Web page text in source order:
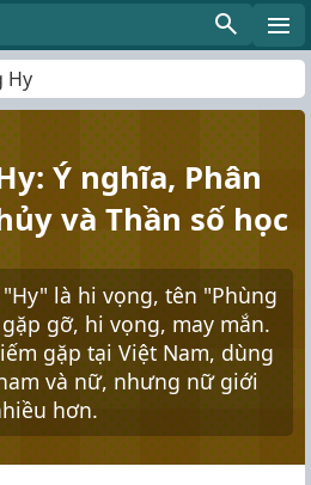
Hy
Ý nghĩa, Phân
và Thần số học
là hi vọng, tên "Phùng
gỡ, hi vọng, may mắn.
gặp tại Việt Nam, dùng
và nữ, nhưng nữ giới
hơn.